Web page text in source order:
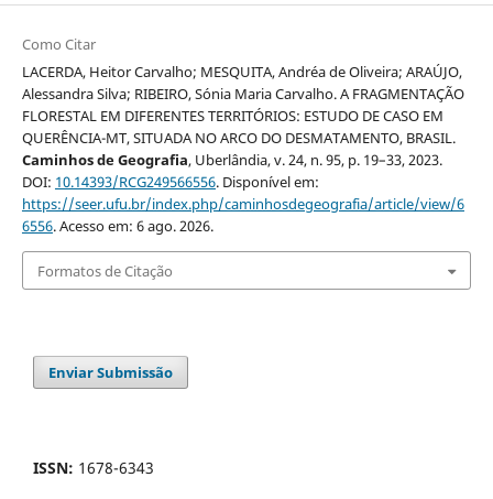
Como Citar
LACERDA, Heitor Carvalho; MESQUITA, Andréa de Oliveira; ARAÚJO,
Alessandra Silva; RIBEIRO, Sónia Maria Carvalho. A FRAGMENTAÇÃO
FLORESTAL EM DIFERENTES TERRITÓRIOS: ESTUDO DE CASO EM
QUERÊNCIA-MT, SITUADA NO ARCO DO DESMATAMENTO, BRASIL.
Caminhos de Geografia, Uberlândia, v. 24, n. 95, p. 19–33, 2023.
DOI: 10.14393/RCG249566556. Disponível em:
https://seer.ufu.br/index.php/caminhosdegeografia/article/view/6
6556. Acesso em: 6 ago. 2026.
Formatos de Citação
Enviar Submissão
ISSN: 1678-6343